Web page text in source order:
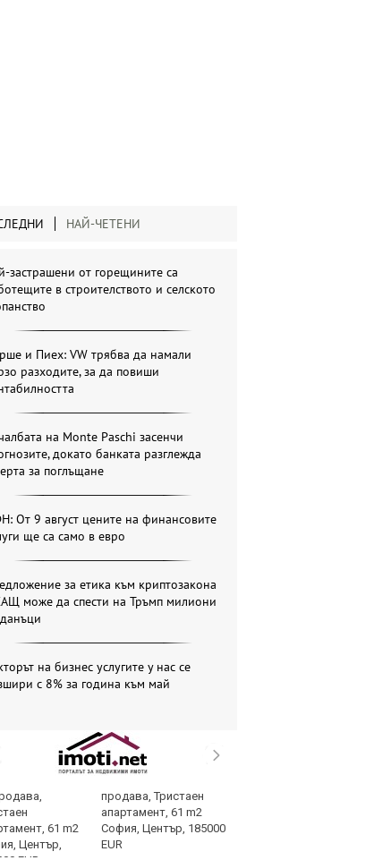
НАЙ-ЧЕТЕНИ
застрашени от горещините са
в строителството и селското
и Пиех: VW трябва да намали
разходите, за да повиши
на Monte Paschi засенчи
докато банката разглежда
за поглъщане
От 9 август цените на финансовите
ще са само в евро
за етика към криптозакона
може да спести на Тръмп милиони
на бизнес услугите у нас се
с 8% за година към май
продава, Тристаен
апартамент, 61 m2
София, Център, 185000
EUR